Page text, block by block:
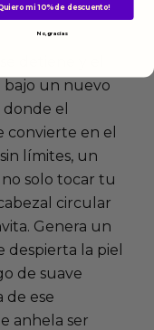
detiene y el
bajo un nuevo
el
convierte en el
límites, un
solo tocar tu
circular
Genera un
despierta la piel
de suave
de ese
anhela ser
mi 10% de descuento!
No, gracias